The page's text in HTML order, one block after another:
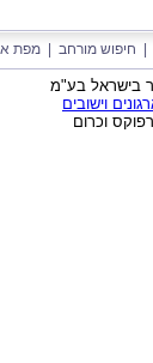
חיפוש מורחב מפת
וישובים
וכרום